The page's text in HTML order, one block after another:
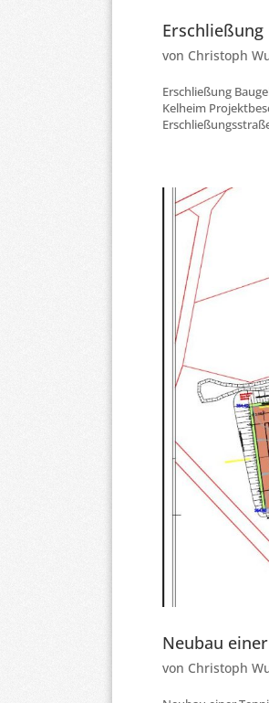
Erschließung
von Christoph
Erschließung
Kelheim
Neubau
von Christoph